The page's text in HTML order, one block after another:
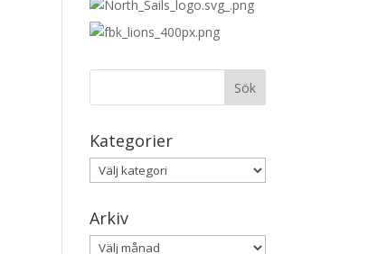
Kategorier
Kategorier
Arkiv
Arkiv